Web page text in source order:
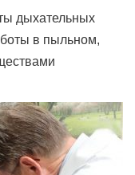
дыхательных
в пыльном,